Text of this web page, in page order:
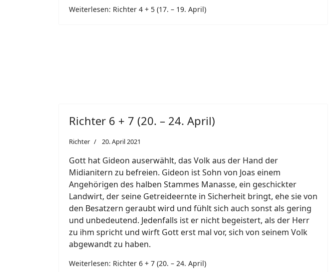
Weiterlesen: Richter 4 + 5 (17. – 19. April)
Richter 6 + 7 (20. – 24. April)
Richter 20. April 2021
Gott hat Gideon auserwählt, das Volk aus der Hand der
Midianitern zu befreien. Gideon ist Sohn von Joas einem
Angehörigen des halben Stammes Manasse, ein geschickter
Landwirt, der seine Getreideernte in Sicherheit bringt, ehe sie von
den Besatzern geraubt wird und fühlt sich auch sonst als gering
und unbedeutend. Jedenfalls ist er nicht begeistert, als der Herr
zu ihm spricht und wirft Gott erst mal vor, sich von seinem Volk
abgewandt zu haben.
Weiterlesen: Richter 6 + 7 (20. – 24. April)